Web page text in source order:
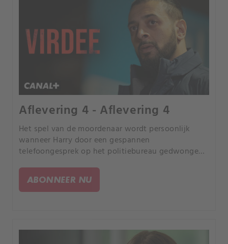
Aflevering 4 - Aflevering 4
Het spel van de moordenaar wordt persoonlijk
wanneer Harry door een gespannen
telefoongesprek op het politiebureau gedwongen
Zouden de recente misdaden met elkaar verbonden
kunnen zijn? Ondertussen vraagt Saimi zich
vanwege een toevallige ontdekking af hoeveel ze
ABONNEER NU